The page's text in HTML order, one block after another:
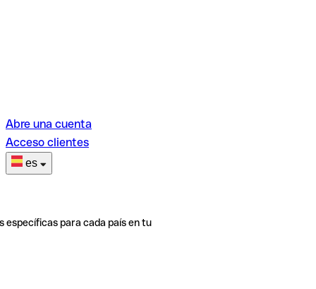
Abre una cuenta
Acceso clientes
es
específicas para cada país en tu